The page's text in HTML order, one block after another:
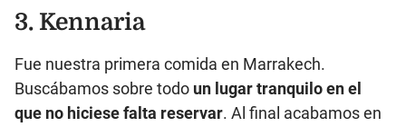
3. Kennaria
Fue nuestra primera comida en Marrakech.
Buscábamos sobre todo un lugar tranquilo en el
que no hiciese falta reservar. Al final acabamos en